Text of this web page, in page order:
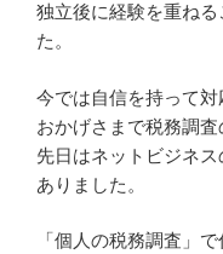
独立後に経験を重ね
た。
今では自信を持って対
おかげさまで税務調査
先日はネットビジネ
ありました。
「個人の税務調査」